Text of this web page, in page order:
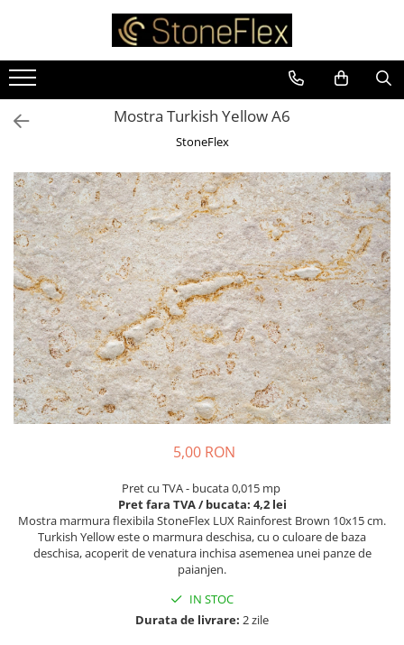
Mostra Turkish Yellow A6
StoneFlex
5,00 RON
Pret cu TVA - bucata 0,015 mp
Pret fara TVA / bucata: 4,2 lei
Mostra marmura flexibila StoneFlex LUX Rainforest Brown 10x15 cm.
Turkish Yellow este o marmura deschisa, cu o culoare de baza
deschisa, acoperit de venatura inchisa asemenea unei panze de
paianjen.
IN STOC
Durata de livrare: 2 zile